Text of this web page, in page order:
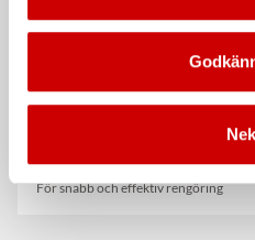
För snabb och effektiv rengöring